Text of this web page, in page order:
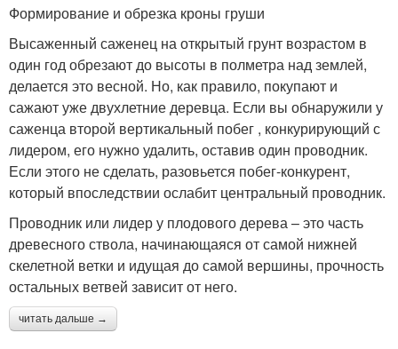
Формирование и обрезка кроны груши
Высаженный саженец на открытый грунт возрастом в
один год обрезают до высоты в полметра над землей,
делается это весной. Но, как правило, покупают и
сажают уже двухлетние деревца. Если вы обнаружили у
саженца второй вертикальный побег , конкурирующий с
лидером, его нужно удалить, оставив один проводник.
Если этого не сделать, разовьется побег-конкурент,
который впоследствии ослабит центральный проводник.
Проводник или лидер у плодового дерева – это часть
древесного ствола, начинающаяся от самой нижней
скелетной ветки и идущая до самой вершины, прочность
остальных ветвей зависит от него.
читать дальше →